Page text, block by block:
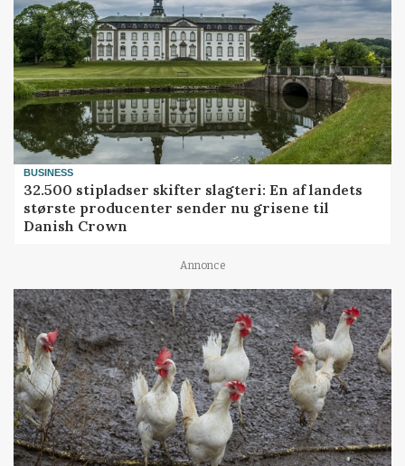
BUSINESS
32.500 stipladser skifter slagteri: En af landets
største producenter sender nu grisene til
Danish Crown
Annonce